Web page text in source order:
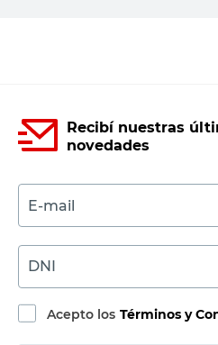
Recibí nuestras
novedades
E-mail
DNI
Acepto los Términos y